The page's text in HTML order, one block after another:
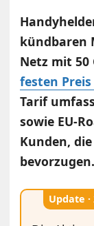
kündbaren
Netz mit
festen
Tarif
sowie EU-
Kunden,
bevorzugen.
Update ·